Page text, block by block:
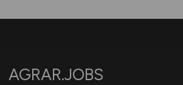
AGRAR.JOBS